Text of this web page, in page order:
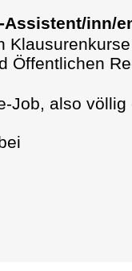
Assistent/inn/
Öffentlichen
Job, also